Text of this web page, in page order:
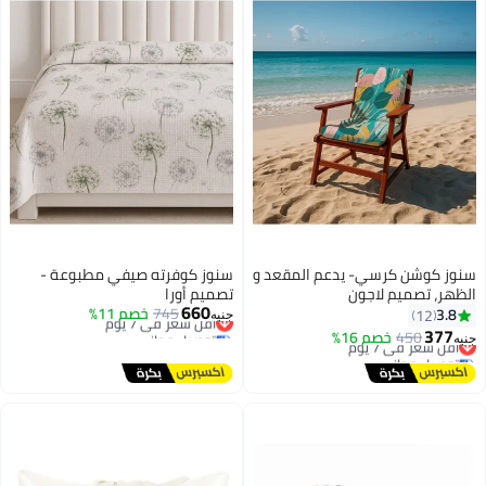
7
سنوز كوشن كرسي- يدعم المقعد و
الظهر، تصميم لاجون
3.8
12
جنيه377
450 خصم 16%أقل سعر في 7 يوم
توصيل مجاني
أقل سعر في 7 يوم
سنوز كوفرته صيفي مطبوعة -
تصميم أورا
جنيه660
745 خصم 11%أقل سعر في 7 يوم
توصيل مجاني
أقل سعر في 7 يوم